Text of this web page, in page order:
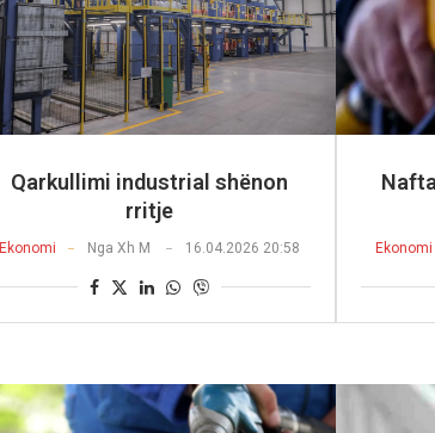
Qarkullimi industrial shënon
rritje
Ekonomi Nga Xh M 16.04.2026 20:58 Ekonomi